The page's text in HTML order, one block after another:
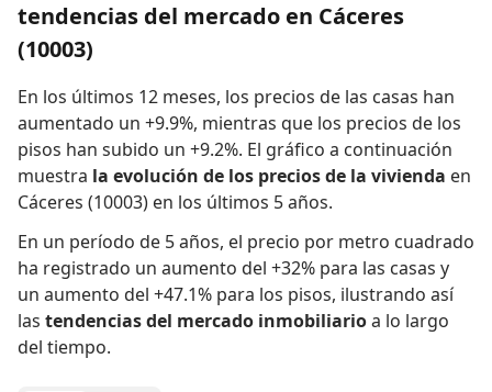
tendencias del mercado en Cáceres
(10003)
En los últimos 12 meses, los precios de las casas han
aumentado un +9.9%, mientras que los precios de los
pisos han subido un +9.2%. El gráfico a continuación
muestra la evolución de los precios de la vivienda en
Cáceres (10003) en los últimos 5 años.
En un período de 5 años, el precio por metro cuadrado
ha registrado un aumento del +32% para las casas y
un aumento del +47.1% para los pisos, ilustrando así
las tendencias del mercado inmobiliarioa lo largo
del tiempo.